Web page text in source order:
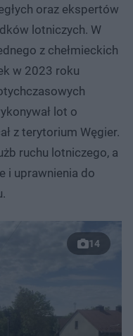
oraz ekspertów
lotniczych. W
z chełmieckich
w 2023 roku
lot o
z terytorium Węgier.
ruchu lotniczego, a
i uprawnienia do
14